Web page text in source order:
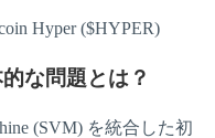
な問題とは？
(SVM) を統合した初